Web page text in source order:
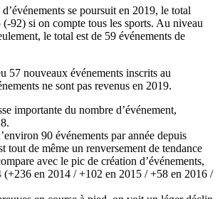
se poursuit en 2019, le total
(-92) si on compte tous les sports. Au niveau
le total est de 59 événements de
57 nouveaux événements inscrits au
ne sont pas revenus en 2019.
importante du nombre d’événement,
90 événements par année depuis
tout de même un renversement de tendance
avec le pic de création d’événements,
(+236 en 2014 / +102 en 2015 / +58 en 2016 /